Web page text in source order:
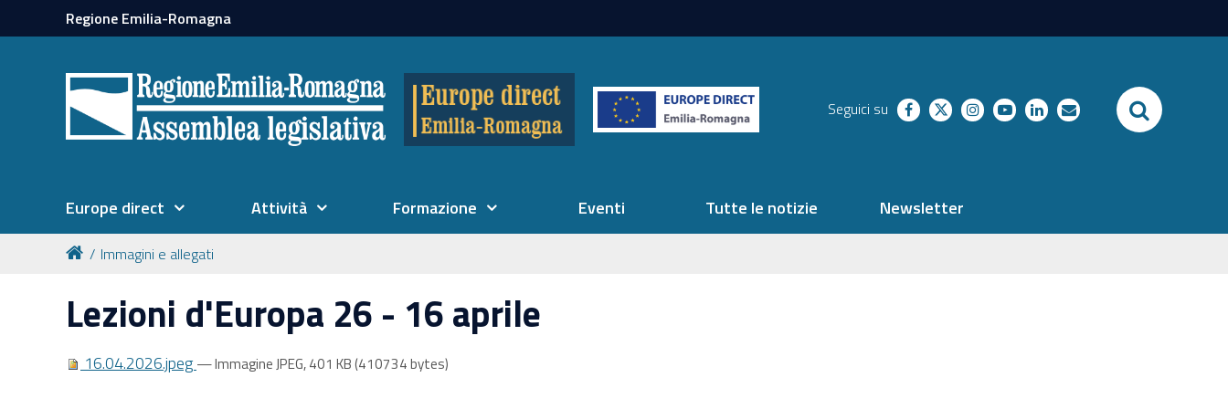
Regione Emilia-Romagna
Seguici su facebooktwitterinstagram
youtubelinkedinrichieste SEARCH
Europe direct Attività Formazione Eventi Tutte le notizie Newsletter
Immagini e allegati
Lezioni d'Europa 26 - 16 aprile
16.04.2026.jpeg— Immagine JPEG, 401 KB (410734 bytes)